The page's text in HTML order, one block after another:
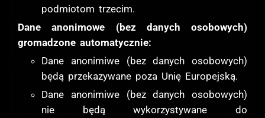
podmiotom trzecim.
Dane anonimowe (bez danych osobowych)
gromadzone automatycznie:
Dane anonimiwe (bez danych osobowych)
będą przekazywane poza Unię Europejską.
Dane anonimiwe (bez danych osobowych)
nie będą wykorzystywane do